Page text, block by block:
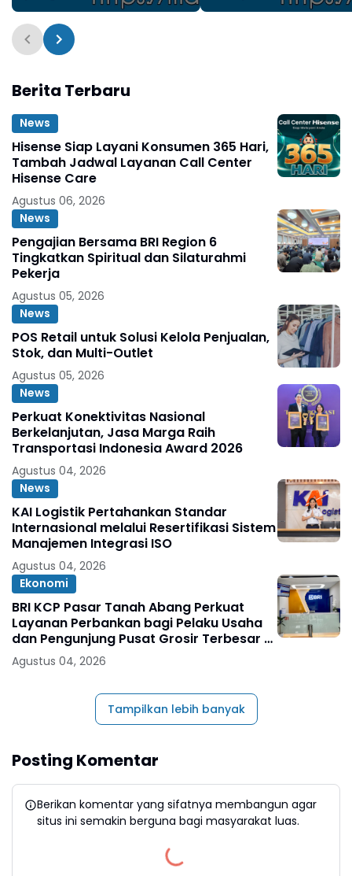
percobaan telepon
Berita Terbaru
News
Hisense Siap Layani Konsumen 365 Hari,
Tambah Jadwal Layanan Call Center
Hisense Care
Agustus 06, 2026
News
Pengajian Bersama BRI Region 6
Tingkatkan Spiritual dan Silaturahmi
Pekerja
Agustus 05, 2026
News
POS Retail untuk Solusi Kelola Penjualan,
Stok, dan Multi-Outlet
Agustus 05, 2026
News
Perkuat Konektivitas Nasional
Berkelanjutan, Jasa Marga Raih
Transportasi Indonesia Award 2026
Agustus 04, 2026
News
KAI Logistik Pertahankan Standar
Internasional melalui Resertifikasi Sistem
Manajemen Integrasi ISO
Agustus 04, 2026
Ekonomi
BRI KCP Pasar Tanah Abang Perkuat
Layanan Perbankan bagi Pelaku Usaha
dan Pengunjung Pusat Grosir Terbesar di
Indonesia
Agustus 04, 2026
Tampilkan lebih banyak
Posting Komentar
Berikan komentar yang sifatnya membangun agar
situs ini semakin berguna bagi masyarakat luas.